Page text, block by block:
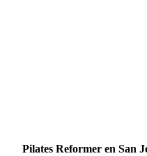
Pilates Reformer en San